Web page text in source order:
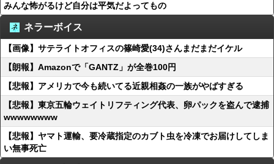
みんな怖がるけど自分は平気だよってもの
ネラーボイス
【画像】サテライトオフィスの篠崎愛(34)さんまだまだイケル
【朗報】Amazonで「GANTZ」が全巻100円
【悲報】アメリカで今も続いてる近親相姦の一族がやばすぎる
【悲報】東京五輪ウェイトリフティング代表、卵パックを盗んで逮捕
wwwwwwww
【悲報】ヤマト運輸、要冷蔵指定のカブト虫を冷凍でお届けしてしま
い無事死亡